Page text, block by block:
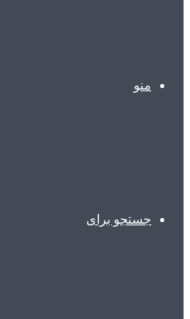
منو
جستجو برای